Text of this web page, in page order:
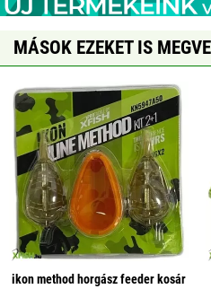
MÁSOK EZEKET IS
ikon method horgász feeder kosár